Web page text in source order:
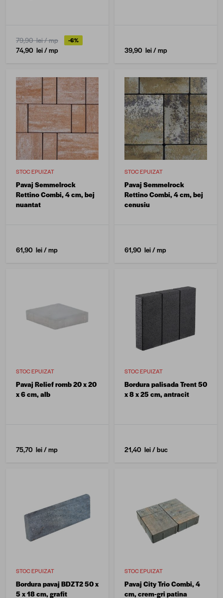
79,90 lei/ mp -6%
74,90 lei/ mp 39,90 lei/ mp
STOC EPUIZAT
Pavaj Semmelrock
Rettino Combi, 4 cm, bej
nuantat
61,90 lei/ mp
STOC EPUIZAT
Pavaj Semmelrock
Rettino Combi, 4 cm, bej
cenusiu
61,90 lei/ mp
STOC EPUIZAT
Pavaj Relief romb 20 x 20
x 6 cm, alb
75,70 lei/ mp
STOC EPUIZAT
Bordura palisada Trent 50
x 8 x 25 cm, antracit
21,40 lei/ buc
STOC EPUIZAT
Bordura pavaj BDZT2 50 x
5 x 18 cm, grafit
STOC EPUIZAT
Pavaj City Trio Combi, 4
cm, crem-gri patina